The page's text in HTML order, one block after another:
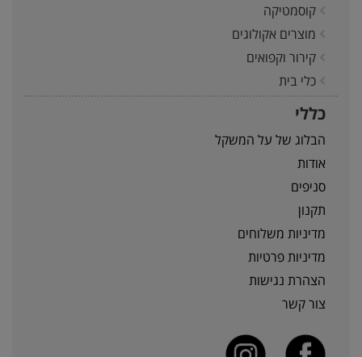
קוסמטיקה
מוצרים אקולוגים
קירור וקפואים
כלי בית
כללי
הבלוג של על המשקל
אודות
סניפים
תקנון
מדיניות משלוחים
מדיניות פרטיות
הצהרת נגישות
צור קשר